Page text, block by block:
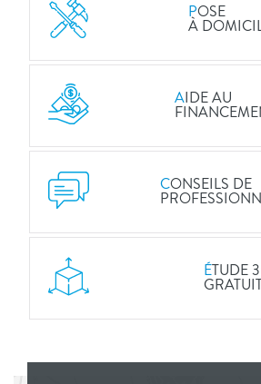
POSE
À
AIDE AU
CONSEILS DE
ÉTUDE